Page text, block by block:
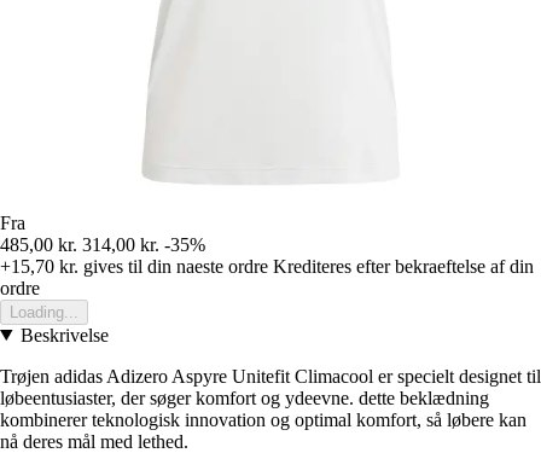
Fra
485,00 kr. 314,00 kr. -35%
+15,70 kr. gives til din naeste ordre Krediteres efter bekraeftelse af din
ordre
Loading...
Beskrivelse
Trøjen adidas Adizero Aspyre Unitefit Climacool er specielt designet til
løbeentusiaster, der søger komfort og ydeevne. dette beklædning
kombinerer teknologisk innovation og optimal komfort, så løbere kan
nå deres mål med lethed.